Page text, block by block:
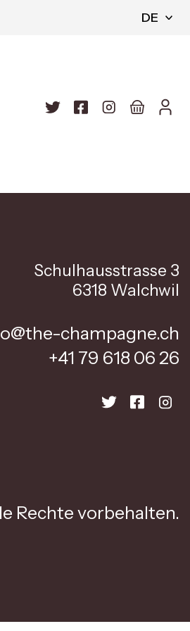
DE
Schulhausstrasse 3
6318 Walchwil
champagne.ch
+41 79 618 06 26
Rechte vorbehalten.